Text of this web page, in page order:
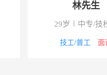
林先生
29岁 中专/技
技工/普工 面